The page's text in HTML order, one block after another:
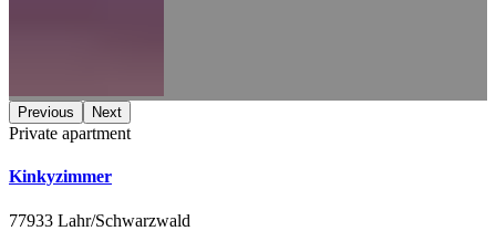
Previous Next
Private apartment
Kinkyzimmer
77933 Lahr/Schwarzwald